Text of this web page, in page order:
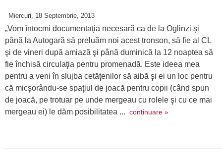
Miercuri, 18 Septembrie, 2013
„Vom întocmi documentaţia necesară ca de la Oglinzi şi
până la Autogară să preluăm noi acest tronson, să fie al CL
şi de vineri după amiază şi până duminică la 12 noaptea să
fie închisă circulaţia pentru promenadă. Este ideea mea
pentru a veni în slujba cetăţenilor să aibă şi ei un loc pentru
că micşorându-se spaţiul de joacă pentru copii (când spun
de joacă, pe trotuar pe unde mergeau cu rolele şi cu ce mai
mergeau ei) le dăm posibilitatea ... continuare »